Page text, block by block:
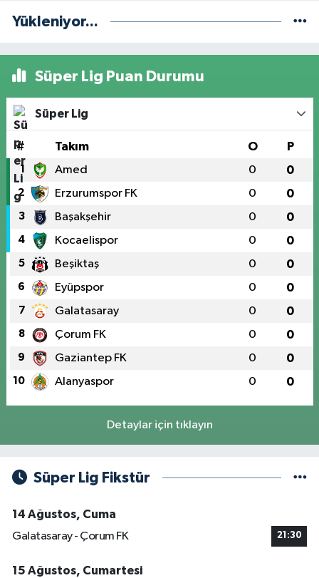
Yükleniyor...
Süper Lig Puan Durumu
Süper Lig
# Takım O P
1 Amed 0 0
2 Erzurumspor FK 0 0
3 Başakşehir 0 0
4 Kocaelispor 0 0
5 Beşiktaş 0 0
6 Eyüpspor 0 0
7 Galatasaray 0 0
8 Çorum FK 0 0
9 Gaziantep FK 0 0
10 Alanyaspor 0 0
Detaylar için tıklayın
Süper Lig Fikstür
14 Ağustos, Cuma
Galatasaray - Çorum FK
21:30
15 Ağustos, Cumartesi